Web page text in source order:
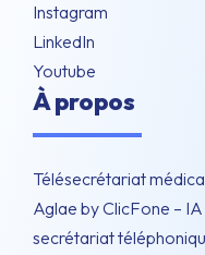
Instagram
LinkedIn
Youtube
À propos
Télésecrétariat
Aglae by ClicFone –
secrétariat